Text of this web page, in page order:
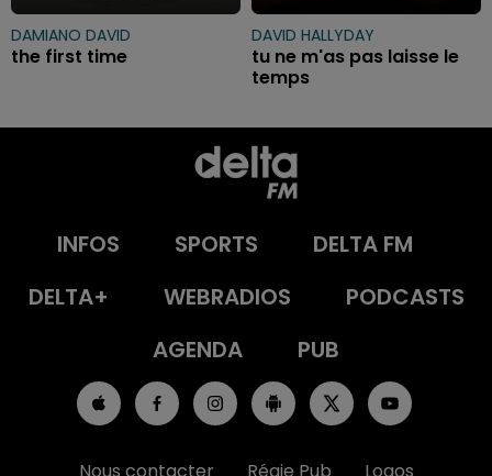
DAMIANO DAVID
the first time
DAVID HALLYDAY
tu ne m'as pas laisse le
temps
INFOS SPORTS
DELTA FM
DELTA+
WEBRADIOS
PODCASTS
AGENDA
PUB